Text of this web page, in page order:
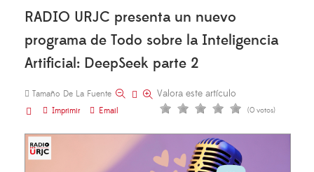
RADIO URJC presenta un nuevo
programa de Todo sobre la Inteligencia
Artificial: DeepSeek parte 2
Tamaño De La Fuente
Imprimir
Email
Valora este artículo
(0 votos)